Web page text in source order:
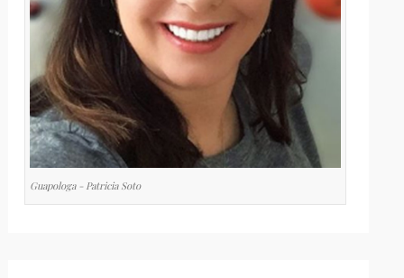
Guapologa - Patricia Soto